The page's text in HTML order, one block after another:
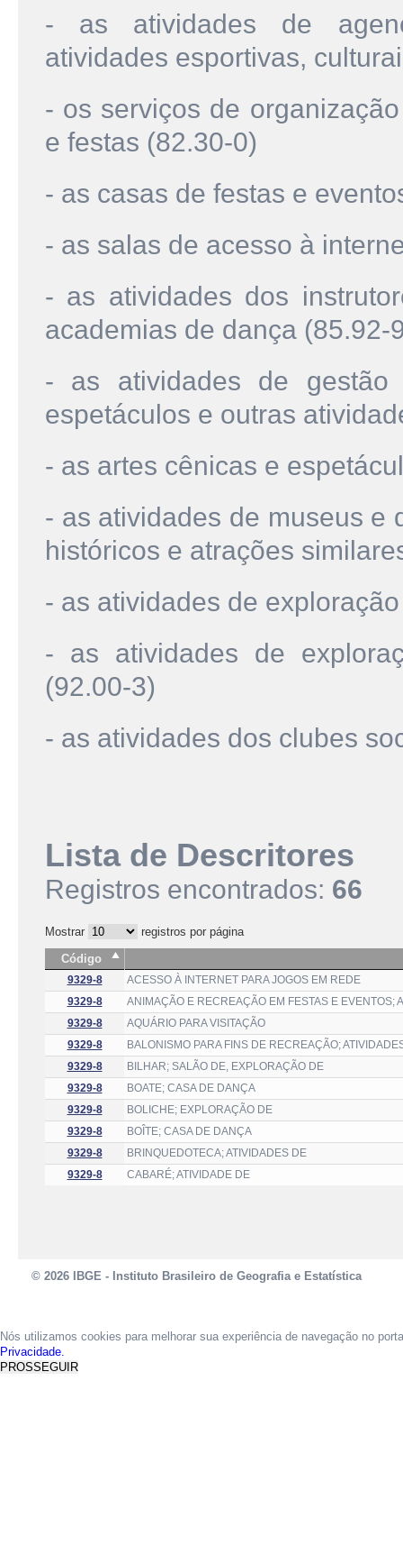
- as atividades de
atividades esportivas,
- os serviços de
e festas (82.30-0)
- as casas de festas e
- as salas de acesso à
- as atividades dos
academias de dança (85.92-
- as atividades de gestão
espetáculos e outras
- as artes cênicas e
- as atividades de museus e
históricos e atrações
- as atividades de
- as atividades de
(92.00-3)
- as atividades dos clubes
Lista de Descritores
Registros encontrados: 66
Mostrar
registros por página
Código
9329-8
ACESSO À INTERNET PARA JOGOS EM REDE
9329-8
ANIMAÇÃO E RECREAÇÃO EM FESTAS E EVENTOS;
9329-8
AQUÁRIO PARA VISITAÇÃO
9329-8
BALONISMO PARA FINS DE RECREAÇÃO;
9329-8
BILHAR; SALÃO DE, EXPLORAÇÃO DE
9329-8
BOATE; CASA DE DANÇA
9329-8
BOLICHE; EXPLORAÇÃO DE
9329-8
BOÎTE; CASA DE DANÇA
9329-8
BRINQUEDOTECA; ATIVIDADES DE
9329-8
CABARÉ; ATIVIDADE DE
© 2026 IBGE - Instituto Brasileiro de Geografia e Estatística
Nós utilizamos cookies para melhorar sua experiência de navegação no
Privacidade.
PROSSEGUIR